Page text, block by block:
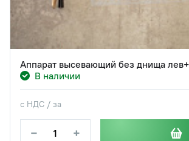
Аппарат высевающий без днища
В наличии
с НДС / за
− +